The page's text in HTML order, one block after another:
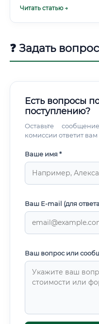
Уровень дохода: от
Читать статью →
❓ Задать
Есть вопросы
поступлению?
Оставьте
комиссии ответит
Ваше имя *
Ваш E-mail (для
Ваш вопрос или